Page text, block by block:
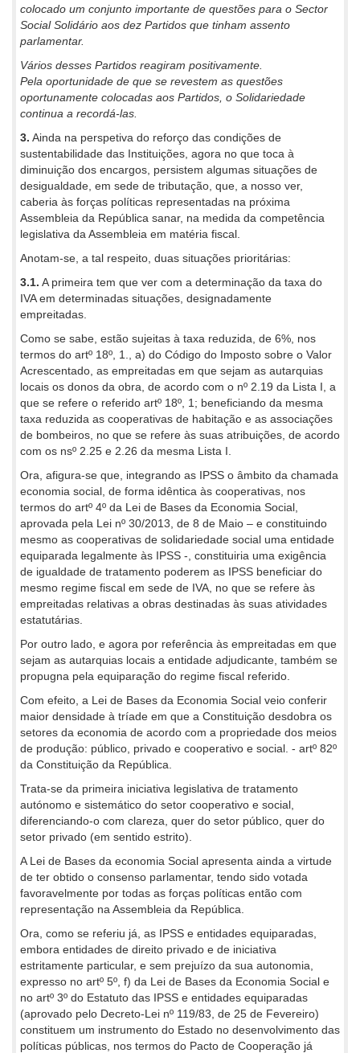
colocado um conjunto importante de questões para o Sector
Social Solidário aos dez Partidos que tinham assento
parlamentar.
Vários desses Partidos reagiram positivamente.
Pela oportunidade de que se revestem as questões
oportunamente colocadas aos Partidos, o Solidariedade
continua a recordá-las.
3. Ainda na perspetiva do reforço das condições de
sustentabilidade das Instituições, agora no que toca à
diminuição dos encargos, persistem algumas situações de
desigualdade, em sede de tributação, que, a nosso ver,
caberia às forças políticas representadas na próxima
Assembleia da República sanar, na medida da competência
legislativa da Assembleia em matéria fiscal.
Anotam-se, a tal respeito, duas situações prioritárias:
3.1. A primeira tem que ver com a determinação da taxa do
IVA em determinadas situações, designadamente
empreitadas.
Como se sabe, estão sujeitas à taxa reduzida, de 6%, nos
termos do artº 18º, 1., a) do Código do Imposto sobre o Valor
Acrescentado, as empreitadas em que sejam as autarquias
locais os donos da obra, de acordo com o nº 2.19 da Lista I, a
que se refere o referido artº 18º, 1; beneficiando da mesma
taxa reduzida as cooperativas de habitação e as associações
de bombeiros, no que se refere às suas atribuições, de acordo
com os nsº 2.25 e 2.26 da mesma Lista I.
Ora, afigura-se que, integrando as IPSS o âmbito da chamada
economia social, de forma idêntica às cooperativas, nos
termos do artº 4º da Lei de Bases da Economia Social,
aprovada pela Lei nº 30/2013, de 8 de Maio – e constituindo
mesmo as cooperativas de solidariedade social uma entidade
equiparada legalmente às IPSS -, constituiria uma exigência
de igualdade de tratamento poderem as IPSS beneficiar do
mesmo regime fiscal em sede de IVA, no que se refere às
empreitadas relativas a obras destinadas às suas atividades
estatutárias.
Por outro lado, e agora por referência às empreitadas em que
sejam as autarquias locais a entidade adjudicante, também se
propugna pela equiparação do regime fiscal referido.
Com efeito, a Lei de Bases da Economia Social veio conferir
maior densidade à tríade em que a Constituição desdobra os
setores da economia de acordo com a propriedade dos meios
de produção: público, privado e cooperativo e social. - artº 82º
da Constituição da República.
Trata-se da primeira iniciativa legislativa de tratamento
autónomo e sistemático do setor cooperativo e social,
diferenciando-o com clareza, quer do setor público, quer do
setor privado (em sentido estrito).
A Lei de Bases da economia Social apresenta ainda a virtude
de ter obtido o consenso parlamentar, tendo sido votada
favoravelmente por todas as forças políticas então com
representação na Assembleia da República.
Ora, como se referiu já, as IPSS e entidades equiparadas,
embora entidades de direito privado e de iniciativa
estritamente particular, e sem prejuízo da sua autonomia,
expresso no artº 5º, f) da Lei de Bases da Economia Social e
no artº 3º do Estatuto das IPSS e entidades equiparadas
(aprovado pelo Decreto-Lei nº 119/83, de 25 de Fevereiro)
constituem um instrumento do Estado no desenvolvimento das
políticas públicas, nos termos do Pacto de Cooperação já